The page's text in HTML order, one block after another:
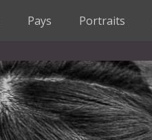
Pays Portraits